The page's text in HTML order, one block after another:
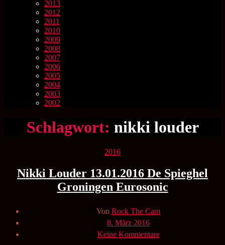
2013
2012
2011
2010
2009
2008
2007
2006
2005
2004
2003
2002
Schlagwort: nikki louder
Kategorien
2016
Nikki Louder 13.01.2016 De Spieghel
Groningen Eurosonic
Beitragsautor
Von Rock The Cam
Veröffentlichungsdatum
8. März 2016
Keine Kommentarezu
Nikki